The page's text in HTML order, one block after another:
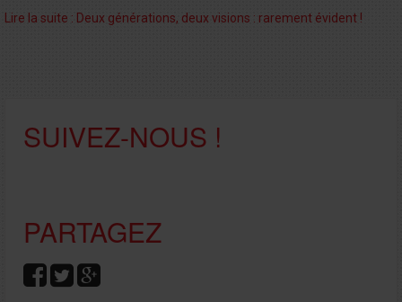
Lire la suite : Deux générations, deux visions : rarement évident !
SUIVEZ-NOUS !
PARTAGEZ